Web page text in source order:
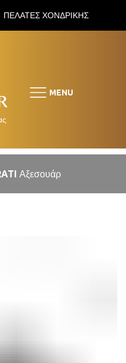
ΠΕΛΑΤΕΣ ΧΟΝΔΡΙΚΗΣ
MENU
Αξεσουάρ